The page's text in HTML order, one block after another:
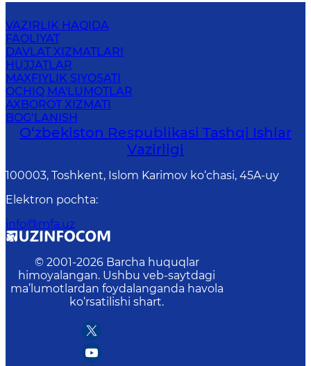
VAZIRLIK HAQIDA
FAOLIYAT
DAVLAT XIZMATLARI
HUJJATLAR
MAXFIYLIK SIYOSATI
OCHIQ MA'LUMOTLAR
AXBOROT XIZMATI
BOG‘LANISH
O‘zbеkistоn Rеspublikаsi Tashqi Ishlаr
Vаzirligi
100003, Toshkent, Islom Karimov ko‘chasi, 45A-uy
Elektron pochta:
info@mfa.uz
© 2001-2026 Barcha huquqlar
himoyalangan. Ushbu veb-saytdagi
ma’lumotlardan foydalanganda havola
ko‘rsatilishi shart.